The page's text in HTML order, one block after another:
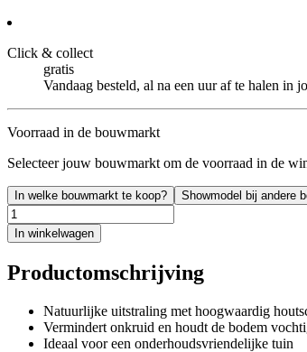
Click & collect
gratis
Vandaag besteld, al na een uur af te halen in
Voorraad in de bouwmarkt
Selecteer jouw bouwmarkt om de voorraad in de
In welke bouwmarkt te koop? Showmodel bij andere
In winkelwagen
Productomschrijving
Natuurlijke uitstraling met hoogwaardig
Vermindert onkruid en houdt de bodem
Ideaal voor een onderhoudsvriendelijke tuin